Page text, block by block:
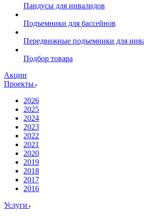
Пандусы для инвалидов
Подъемники для бассейнов
Передвижные подъемники для
Подбор товара
Акции
Проекты
2026
2025
2024
2023
2022
2021
2020
2019
2018
2017
2016
Услуги